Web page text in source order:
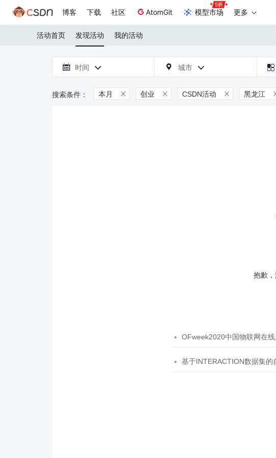
博客 下载 社区 AtomGit 模型市场 更多
活动首页 发现活动 我的活动
 时间   城市  
本月  创业  CSDN活动  黑龙江
抱歉
 OFweek2020中国物联网在线
 基于INTERACTION数据集的自动驾